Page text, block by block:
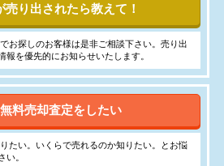
売り出されたら教えて！
お探しのお客様は是非ご相談下さい。売り出
報を優先的にお知らせいたします。
料売却査定をしたい
たい。いくらで売れるのか知りたい。とお悩
い。